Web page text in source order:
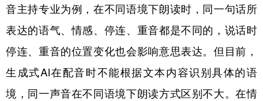
音主持专业为例，在不同语境下朗读时，同一句话所
表达的语气、情感、停连、重音都是不同的，说话时
停连、重音的位置变化也会影响意思表达。但目前，
生成式AI在配音时不能根据文本内容识别具体的语
境，同一声音在不同语境下朗读方式区别不大。在情